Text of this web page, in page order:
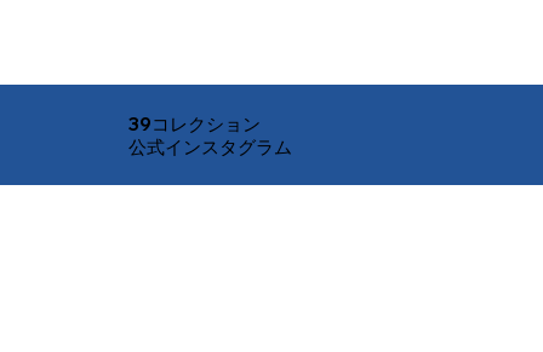
39コレクション
公式インスタグラム